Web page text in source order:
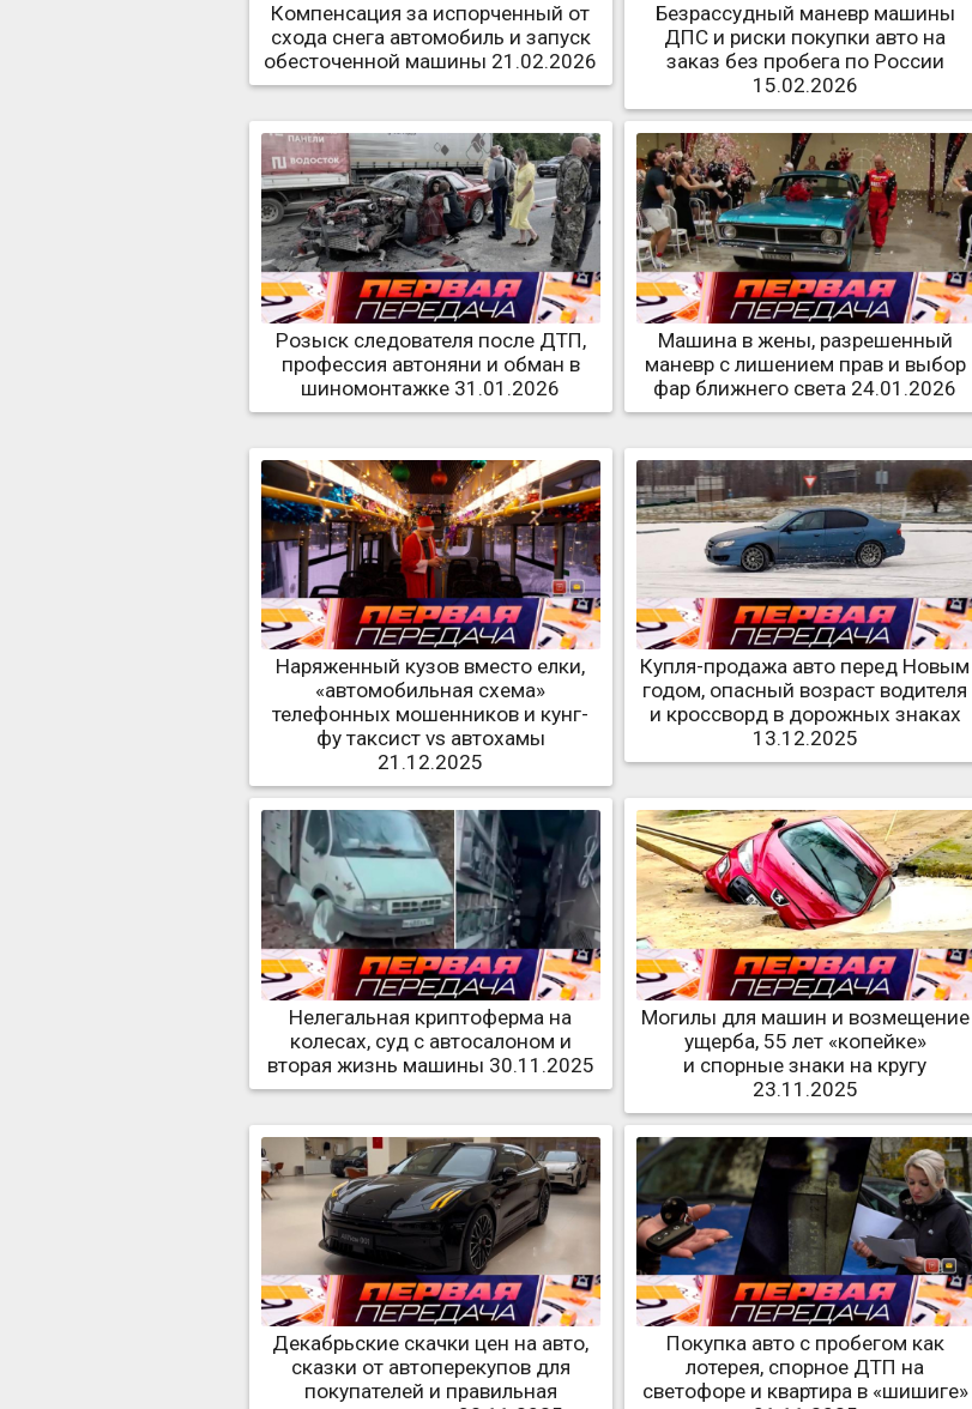
Компенсация за испорченный от
схода снега автомобиль и запуск
обесточенной машины 21.02.2026
Безрассудный маневр машины
ДПС и риски покупки авто на
заказ без пробега по России
15.02.2026
Розыск следователя после ДТП,
профессия автоняни и обман в
шиномонтажке 31.01.2026
Машина в жены, разрешенный
маневр с лишением прав и выбор
фар ближнего света 24.01.2026
Наряженный кузов вместо елки,
«автомобильная схема»
телефонных мошенников и кунг-
фу таксист vs автохамы
21.12.2025
Купля-продажа авто перед Новым
годом, опасный возраст водителя
и кроссворд в дорожных знаках
13.12.2025
Нелегальная криптоферма на
колесах, суд с автосалоном и
вторая жизнь машины 30.11.2025
Могилы для машин и возмещение
ущерба, 55 лет «копейке»
и спорные знаки на кругу
23.11.2025
Декабрьские скачки цен на авто,
сказки от автоперекупов для
покупателей и правильная
Покупка авто с пробегом как
лотерея, спорное ДТП на
светофоре и квартира в «шишиге»